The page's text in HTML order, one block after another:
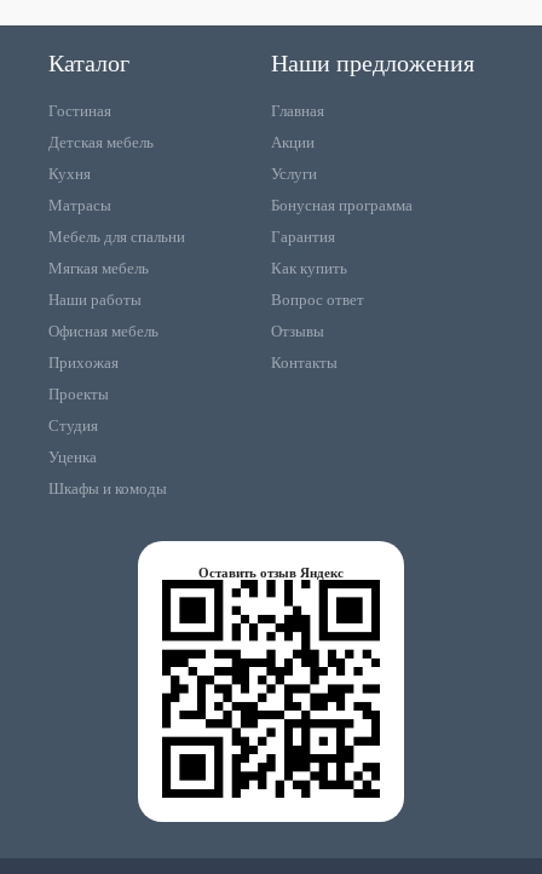
Каталог
Гостиная
Детская мебель
Кухня
Матрасы
Мебель для спальни
Мягкая мебель
Наши работы
Офисная мебель
Прихожая
Проекты
Студия
Уценка
Шкафы и комоды
Наши предложения
Главная
Акции
Услуги
Бонусная программа
Гарантия
Как купить
Вопрос ответ
Отзывы
Контакты
Оставить отзыв Яндекс